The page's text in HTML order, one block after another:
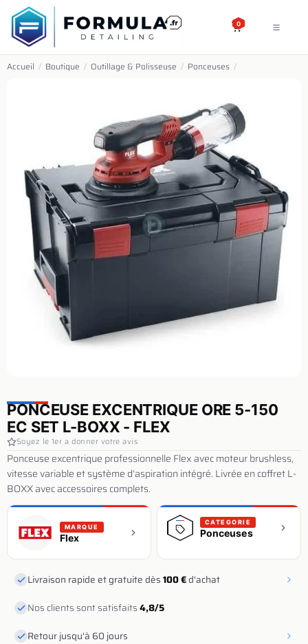
SE RENDRE AU CONTENU
0
Accueil / Boutique / Outillage & Polisseuse / Ponceuses /
PONCEUSE EXCENTRIQUE ORE 5-150
EC SET L-BOXX - FLEX
Soyez le 1er a donner votre avis
Ponceuse excentrique professionnelle Flex avec moteur brushless,
vitesse variable et système d'aspiration intégré. Livrée en coffret L-
BOXX avec accessoires complets.
MARQUE
Flex
CATEGORIE
Ponceuses
Livraison rapide et gratuite dès100 €d'achat
Nos clients sont satisfaits4,8/5
Retour jusqu'à 60 jours